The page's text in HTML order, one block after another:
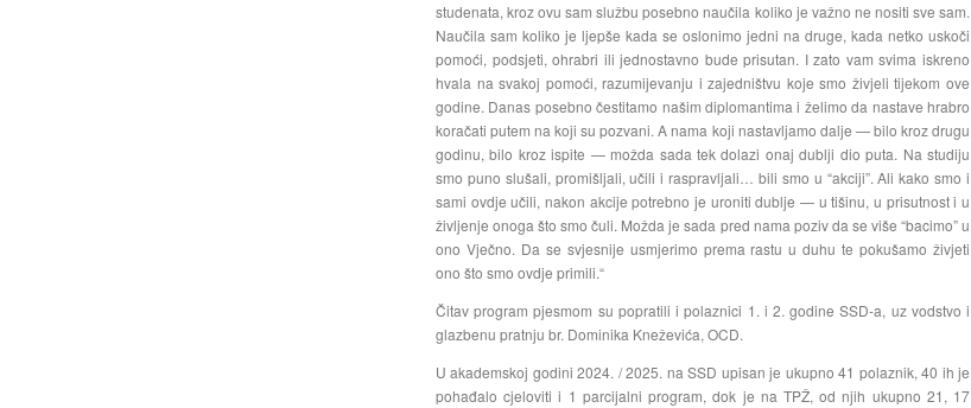
studenata, kroz ovu sam službu posebno naučila koliko je važno ne nositi sve sam.
Naučila sam koliko je ljepše kada se oslonimo jedni na druge, kada netko uskoči
pomoći, podsjeti, ohrabri ili jednostavno bude prisutan. I zato vam svima iskreno
hvala na svakoj pomoći, razumijevanju i zajedništvu koje smo živjeli tijekom ove
godine. Danas posebno čestitamo našim diplomantima i želimo da nastave hrabro
koračati putem na koji su pozvani. A nama koji nastavljamo dalje — bilo kroz drugu
godinu, bilo kroz ispite — možda sada tek dolazi onaj dublji dio puta. Na studiju
smo puno slušali, promišljali, učili i raspravljali… bili smo u “akciji”. Ali kako smo i
sami ovdje učili, nakon akcije potrebno je uroniti dublje — u tišinu, u prisutnost i u
življenje onoga što smo čuli. Možda je sada pred nama poziv da se više “bacimo” u
ono Vječno. Da se svjesnije usmjerimo prema rastu u duhu te pokušamo živjeti
ono što smo ovdje primili.“
Čitav program pjesmom su popratili i polaznici 1. i 2. godine SSD-a, uz vodstvo i
glazbenu pratnju br. Dominika Kneževića, OCD.
U akademskoj godini 2024. / 2025. na SSD upisan je ukupno 41 polaznik, 40 ih je
pohađalo cjeloviti i 1 parcijalni program, dok je na TPŽ, od njih ukupno 21, 17